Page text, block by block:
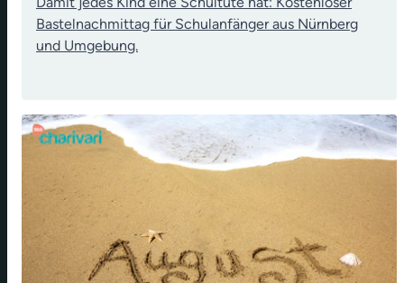
Bastelnachmittag für Schulanfänger aus Nürnberg
und Umgebung.